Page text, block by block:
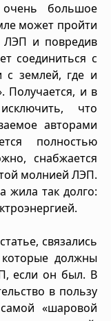
большое
может пройти
ЛЭП и повредив
соединиться с
с землей, где и
Получается, и в
что
авторами
полностью
снабжается
молнией ЛЭП.
жила так долго:
связались
должны
если он был. В
в пользу
«шаровой